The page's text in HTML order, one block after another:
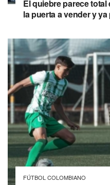
El quiebre parece total
la puerta a vender y
FÚTBOL COLOMBIANO